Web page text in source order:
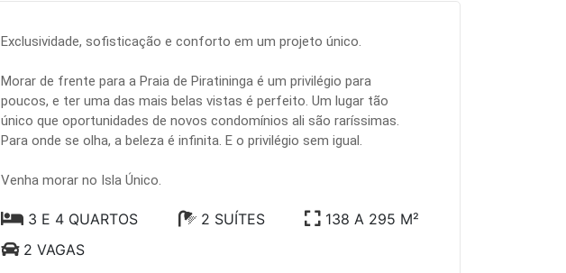
Exclusividade, sofisticação e conforto em um projeto único.
Morar de frente para a Praia de Piratininga é um privilégio para
poucos, e ter uma das mais belas vistas é perfeito. Um lugar tão
único que oportunidades de novos condomínios ali são raríssimas.
Para onde se olha, a beleza é infinita. E o privilégio sem igual.
Venha morar no Isla Único.
3 E 4 QUARTOS 2 SUÍTES
138 A 295 M²
2 VAGAS